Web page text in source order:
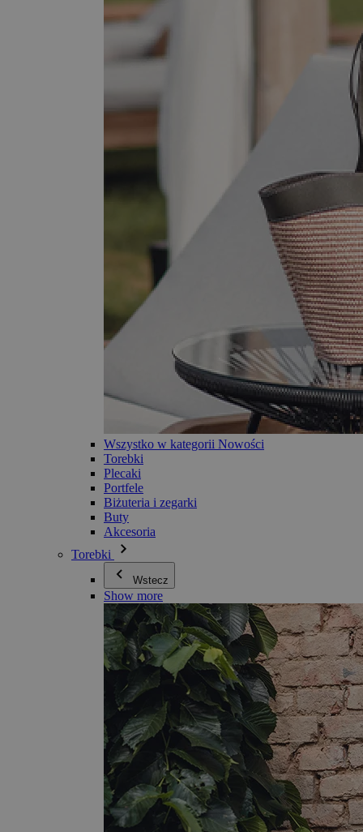
Wszystko w kategorii Nowości
Torebki
Plecaki
Portfele
Biżuteria i zegarki
Buty
Akcesoria
Torebki
Wstecz
Show more